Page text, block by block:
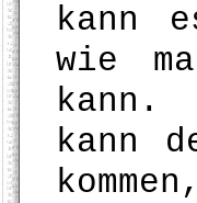
kann
wie
kann.
kann